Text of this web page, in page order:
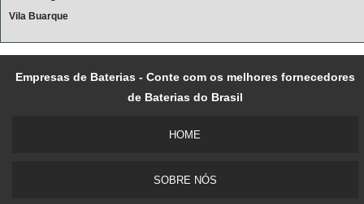
Vila Buarque
Empresas de Baterias - Conte com os melhores fornecedores
de Baterias do Brasil
HOME
SOBRE NÓS